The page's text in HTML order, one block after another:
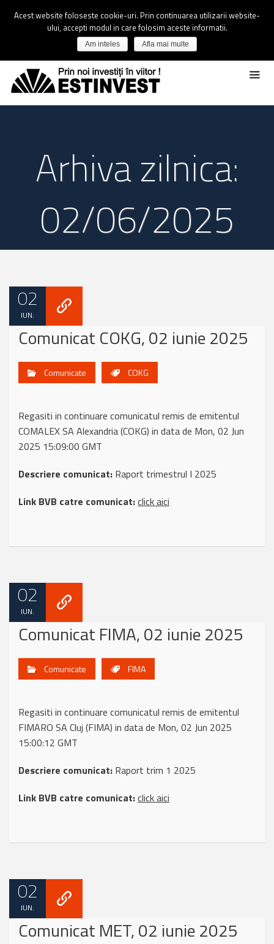
Arhiva zilnica:
02/06/2025
02
IUN.
Comunicat COKG, 02 iunie 2025
Comunicate COKG
Regasiti in continuare comunicatul remis de emitentul
COMALEX SA Alexandria (COKG) in data de Mon, 02 Jun
2025 15:09:00 GMT
Descriere comunicat: Raport trimestrul I 2025
Link BVB catre comunicat:click aici
02
IUN.
Comunicat FIMA, 02 iunie 2025
Comunicate FIMA
Regasiti in continuare comunicatul remis de emitentul
FIMARO SA Cluj (FIMA) in data de Mon, 02 Jun 2025
15:00:12 GMT
Descriere comunicat: Raport trim 1 2025
Link BVB catre comunicat:click aici
02
IUN.
Comunicat MET, 02 iunie 2025
Acest website foloseste cookie-uri. Prin continuarea utilizarii website-
ului, accepti modul in care folosim aceste informatii.
Am inteles Afla mai multe